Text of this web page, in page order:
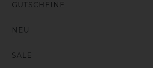
GUTSCHEINE
NEU
SALE